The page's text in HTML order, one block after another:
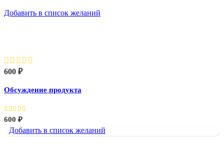
Добавить в список желаний
600 ₽
Обсуждение продукта
600 ₽
Добавить в список желаний